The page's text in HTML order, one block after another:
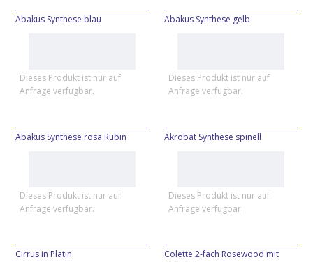
Abakus Synthese blau
Dieses Produkt ist nur auf
Anfrage verfügbar.
Abakus Synthese gelb
Dieses Produkt ist nur auf
Anfrage verfügbar.
Abakus Synthese rosa Rubin
Dieses Produkt ist nur auf
Anfrage verfügbar.
Akrobat Synthese spinell
Dieses Produkt ist nur auf
Anfrage verfügbar.
Cirrus in Platin
Colette 2-fach Rosewood mit